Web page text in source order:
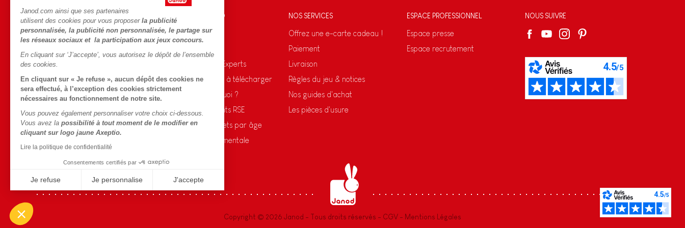
Janod.com ainsi que ses partenaires
utilisent des cookies pour vous proposer la publicité
personnalisée, la publicité non personnalisée, le partage sur
les réseaux sociaux et la participation aux jeux concours.
En cliquant sur ‘J’accepte’, vous autorisez le dépôt de l’ensemble
des cookies.
En cliquant sur « Je refuse », aucun dépôt des cookies ne
sera effectué, à l’exception des cookies strictement
nécessaires au fonctionnement de notre site.
Vous pouvez également personnaliser votre choix ci-dessous.
Vous avez la possibilité à tout moment de le modifier en
cliquant sur logo jaune Axeptio.
Lire la politique de confidentialité
Consentements certifiés par
Je refuse Je personnalise J'accepte
Axeptio consent
Plateforme de Gestion du Consentement : Personnalisez vos Options
Notre plateforme vous permet d'adapter et de gérer vos paramètres de confidentialité, en garantissant la conformité avec les réglementations. Personnalisez vos préférences pour
AIDE ET INFORMATIONS
CGV
Contact
Points de vente
Rappel Produits
Conditions des offres
Données personnelles
L'UNIVERS JANOD
L'histoire
Blog Conseils d'Experts
Activités enfants à télécharger
Le FSC®, c'est quoi ?
Nos engagements RSE
Sélection de jouets par âge
Fiche environnementale
NOS SERVICES
Offrez une e-carte cadeau !
Paiement
Livraison
Règles du jeu & notices
Nos guides d'achat
Les pièces d'usure
ESPACE PROFESSIONNEL
Espace presse
Espace recrutement
NOUS SUIVRE
Copyright © 2026 Janod - Tous droits réservés - CGV - Mentions Légales